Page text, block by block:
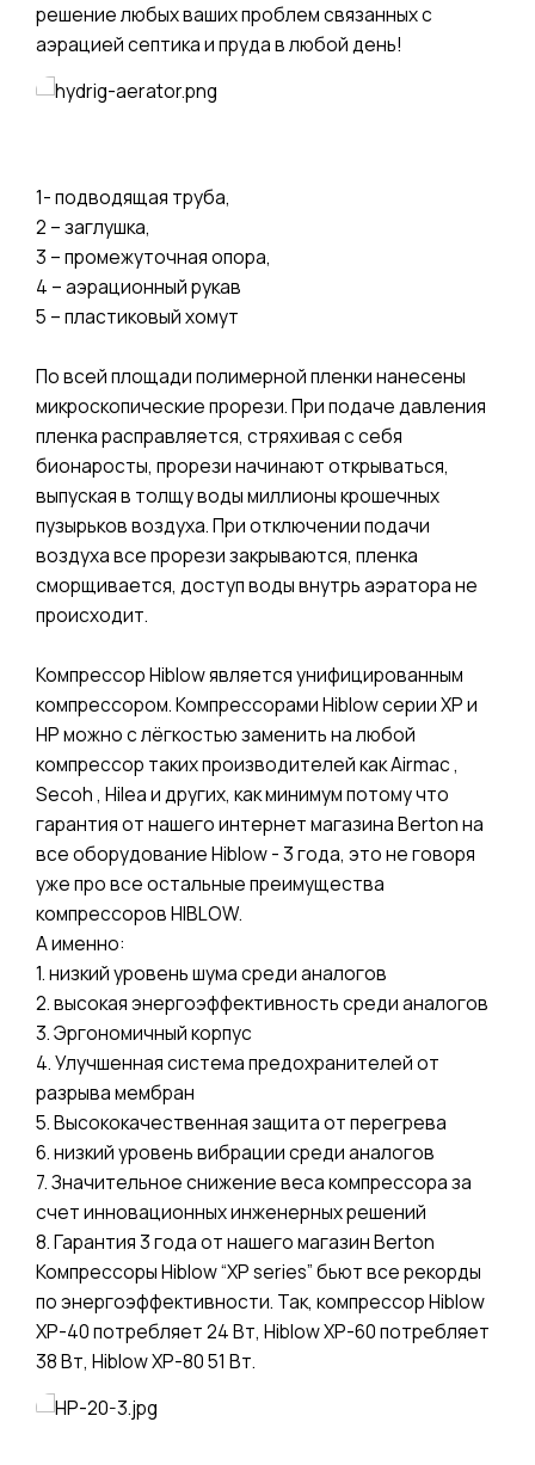
решение любых ваших проблем связанных с
аэрацией септика и пруда в любой день!
1- подводящая труба,
2 – заглушка,
3 – промежуточная опора,
4 – аэрационный рукав
5 – пластиковый хомут
По всей площади полимерной пленки нанесены
микроскопические прорези. При подаче давления
пленка расправляется, стряхивая с себя
бионаросты, прорези начинают открываться,
выпуская в толщу воды миллионы крошечных
пузырьков воздуха. При отключении подачи
воздуха все прорези закрываются, пленка
сморщивается, доступ воды внутрь аэратора не
происходит.
Компрессор Hiblow является унифицированным
компрессором. Компрессорами Hiblow серии XP и
HP можно с лёгкостью заменить на любой
компрессор таких производителей как Airmac ,
Secoh , Hilea и других, как минимум потому что
гарантия от нашего интернет магазина Berton на
все оборудование Hiblow - 3 года, это не говоря
уже про все остальные преимущества
компрессоров HIBLOW.
А именно:
1. низкий уровень шума среди аналогов
2. высокая энергоэффективность среди аналогов
3. Эргономичный корпус
4. Улучшенная система предохранителей от
разрыва мембран
5. Высококачественная защита от перегрева
6. низкий уровень вибрации среди аналогов
7. Значительное снижение веса компрессора за
счет инновационных инженерных решений
8. Гарантия 3 года от нашего магазин Berton
Компрессоры Hiblow “XP series” бьют все рекорды
по энергоэффективности. Так, компрессор Hiblow
XP-40 потребляет 24 Вт, Hiblow XP-60 потребляет
38 Вт, Hiblow XP-80 51 Вт.